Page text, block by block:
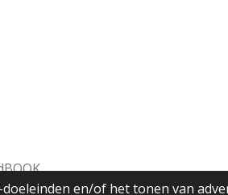
en/of het tonen van